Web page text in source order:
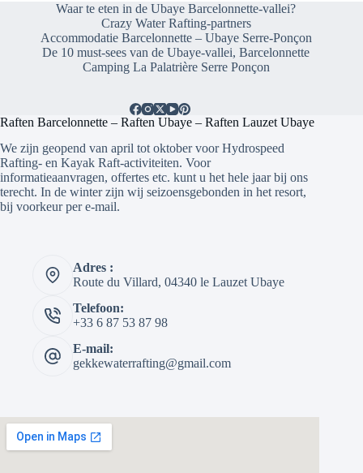
Waar te eten in de Ubaye Barcelonnette-vallei?
Crazy Water Rafting-partners
Accommodatie Barcelonnette – Ubaye Serre-Ponçon
De 10 must-sees van de Ubaye-vallei, Barcelonnette
Camping La Palatrière Serre Ponçon
Raften Barcelonnette – Raften Ubaye – Raften Lauzet Ubaye
We zijn geopend van april tot oktober voor Hydrospeed
Rafting- en Kayak Raft-activiteiten. Voor
informatieaanvragen, offertes etc. kunt u het hele jaar bij ons
terecht. In de winter zijn wij seizoensgebonden in het resort,
bij voorkeur per e-mail.
Adres :
Route du Villard, 04340 le Lauzet Ubaye
Telefoon:
+33 6 87 53 87 98
E-mail:
gekkewaterrafting@gmail.com